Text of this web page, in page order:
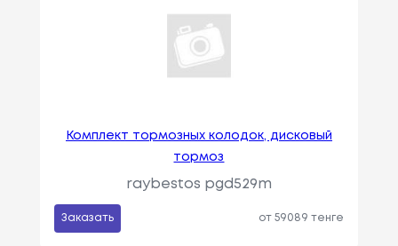
Комплект тормозных колодок, дисковый
тормоз
raybestos pgd529m
Заказать от 59089 тенге